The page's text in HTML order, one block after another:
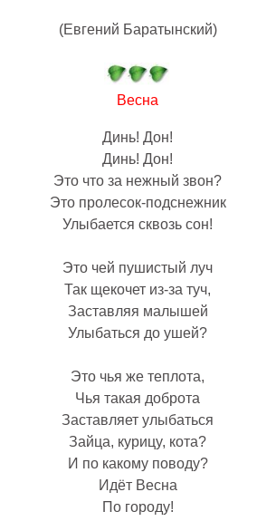
(Евгений Баратынский)
Весна
Динь! Дон!
Динь! Дон!
Это что за нежный звон?
Это пролесок-подснежник
Улыбается сквозь сон!
Это чей пушистый луч
Так щекочет из-за туч,
Заставляя малышей
Улыбаться до ушей?
Это чья же теплота,
Чья такая доброта
Заставляет улыбаться
Зайца, кyрицy, кота?
И по какому поводу?
Идёт Весна
По городу!